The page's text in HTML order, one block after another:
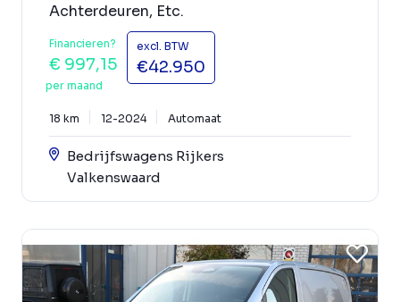
Achterdeuren, Etc.
Financieren?
€ 997,15
per maand
excl. BTW
€42.950
18 km 12-2024 Automaat
Bedrijfswagens Rijkers
Valkenswaard